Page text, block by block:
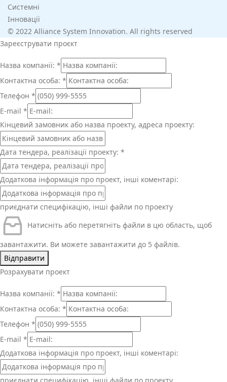
Системні
Інновації
© 2022 Alliance System Innovation. All rights reserved
Зареєструвати проєкт
Назва компанії: *
Контактна особа: *
Телефон *
E-mail *
Кінцевий замовник або назва проекту, адреса проекту:
Дата тендера, реалізації проекту: *
Додаткова інформація про проект, інші коментарі:
приєднати специфікацію, інші файли по проекту
Натисніть або перетягніть файли в цю область, щоб
завантажити. Ви можете завантажити до 5 файлів.
Відправити
Розрахувати проект
Назва компанії: *
Контактна особа: *
Телефон *
E-mail *
Додаткова інформація про проект, інші коментарі:
приєднати специфікацію, інші файли по проекту